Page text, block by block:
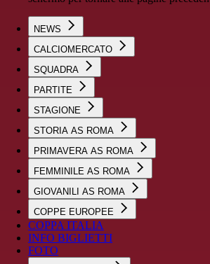
NEWS
CALCIOMERCATO
SQUADRA
PARTITE
STAGIONE
STORIA AS ROMA
PRIMAVERA AS ROMA
FEMMINILE AS ROMA
GIOVANILI AS ROMA
COPPE EUROPEE
COPPA ITALIA
INFO BIGLIETTI
FOTO